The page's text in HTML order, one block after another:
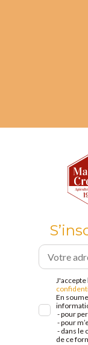
J'accepte
En
- pour
- pour
- dans le
de ce